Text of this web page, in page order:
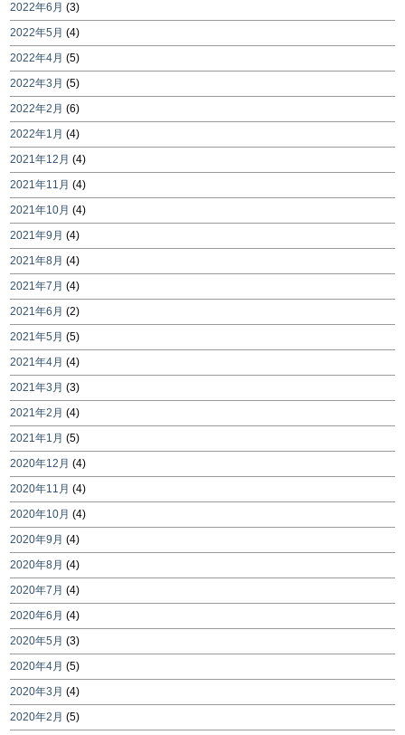
2022年6月 (3)
2022年5月 (4)
2022年4月 (5)
2022年3月 (5)
2022年2月 (6)
2022年1月 (4)
2021年12月 (4)
2021年11月 (4)
2021年10月 (4)
2021年9月 (4)
2021年8月 (4)
2021年7月 (4)
2021年6月 (2)
2021年5月 (5)
2021年4月 (4)
2021年3月 (3)
2021年2月 (4)
2021年1月 (5)
2020年12月 (4)
2020年11月 (4)
2020年10月 (4)
2020年9月 (4)
2020年8月 (4)
2020年7月 (4)
2020年6月 (4)
2020年5月 (3)
2020年4月 (5)
2020年3月 (4)
2020年2月 (5)